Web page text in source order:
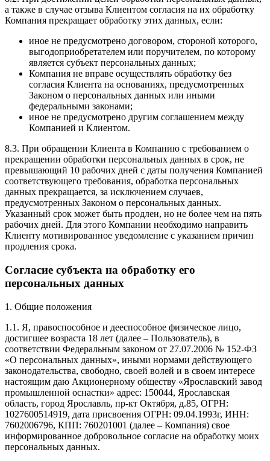
а также в случае отзыва Клиентом согласия на их обработку
Компания прекращает обработку этих данных, если:
иное не предусмотрено договором, стороной которого,
выгодоприобретателем или поручителем, по которому
является субъект персональных данных;
Компания не вправе осуществлять обработку без
согласия Клиента на основаниях, предусмотренных
Законом о персональных данных или иными
федеральными законами;
иное не предусмотрено другим соглашением между
Компанией и Клиентом.
8.3. При обращении Клиента в Компанию с требованием о
прекращении обработки персональных данных в срок, не
превышающий 10 рабочих дней с даты получения Компанией
соответствующего требования, обработка персональных
данных прекращается, за исключением случаев,
предусмотренных Законом о персональных данных.
Указанный срок может быть продлен, но не более чем на пять
рабочих дней. Для этого Компании необходимо направить
Клиенту мотивированное уведомление с указанием причин
продления срока.
Согласие субъекта на обработку его
персональных данных
1. Общие положения
1.1. Я, правоспособное и дееспособное физическое лицо,
достигшее возраста 18 лет (далее – Пользователь), в
соответствии Федеральным законом от 27.07.2006 № 152-ФЗ
«О персональных данных», иными нормами действующего
законодательства, свободно, своей волей и в своем интересе
настоящим даю Акционерному обществу «Ярославский завод
промышленной оснастки» адрес: 150044, Ярославская
область, город Ярославль, пр-кт Октября, д.85, ОГРН:
1027600514919, дата присвоения ОГРН: 09.04.1993г, ИНН:
7602006796, КПП: 760201001 (далее – Компания) свое
информированное добровольное согласие на обработку моих
персональных данных.